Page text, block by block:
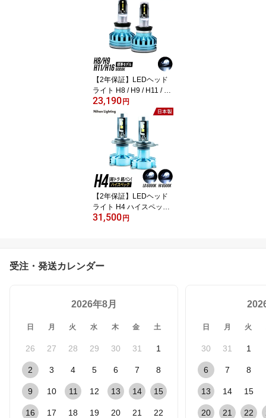
ライティング 12V専用
【2年保証】LEDヘッド
ライト H8 / H9 / H11 / H1
6 標準モデル 日本製 車検
対応 6000K 5000lm(600
0K) 日本ライティング
23,190 円
【2年保証】LEDヘッド
ライト H4 ハイスペック
モデル 軽貨物車 軽トラ
ャリー 日本ライティング
12V専用
31,500 円
受注・発送カレンダー
2026年8月
日 月 火 水 木 金 土
26 27 28 29 30 31 1
2 3 4 5 6 7 8
9 10 11 12 13 14 15
16 17 18 19 20 21 22
日 月 火
30 31 1
6 7 8
13 14 15
20 21 22